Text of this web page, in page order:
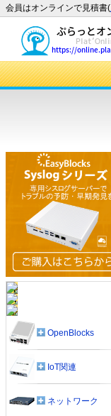
会員はオンラインで見積書(
OpenBlocks
IoT関連
ネットワーク